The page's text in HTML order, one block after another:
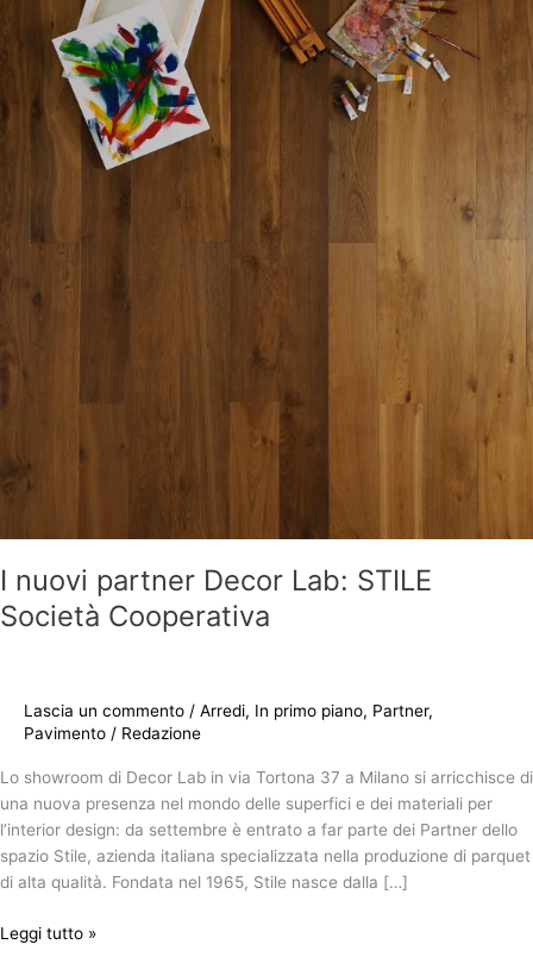
I nuovi partner Decor Lab: STILE
Società Cooperativa
Lascia un commento / Arredi, In primo piano, Partner,
Pavimento / Redazione
Lo showroom di Decor Lab in via Tortona 37 a Milano si arricchisce di
una nuova presenza nel mondo delle superfici e dei materiali per
l’interior design: da settembre è entrato a far parte dei Partner dello
spazio Stile, azienda italiana specializzata nella produzione di parquet
di alta qualità. Fondata nel 1965, Stile nasce dalla […]
Leggi tutto »